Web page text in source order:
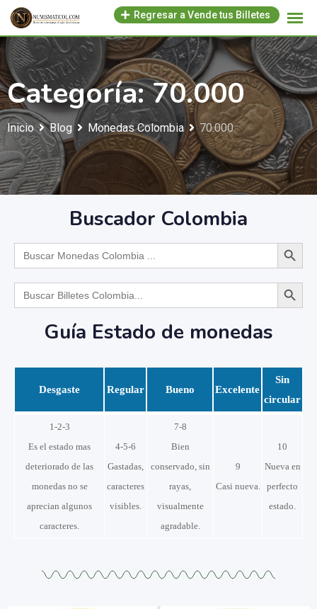
Regresar a Vende tus Billetes
Categoría:70.000
Inicio Blog Monedas Colombia 70.000
Buscador Colombia
Search
for:
Search Button
Search
for:
Search Button
Guía Estado de monedas
Desgaste Regular Bueno Excelente
Sin
circular
1-2-3
Es el estado mas
deteriorado de las
monedas no se
aprecian algunos
caracteres.
4-5-6
Gastadas,
caracteres
visibles.
7-8
Bien
conservado, sin
rayas,
visualmente
agradable.
9
Casi nueva.
10
Nueva en
perfecto
estado.